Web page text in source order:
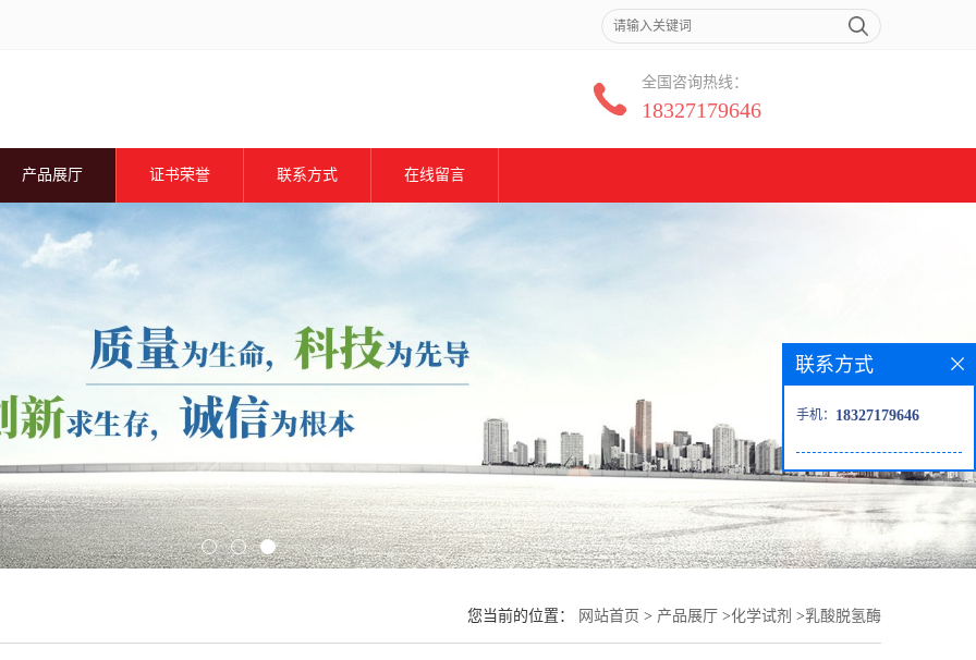
全国咨询热线：
18327179646
产品展厅 证书荣誉 联系方式 在线留言
您当前的位置： 网站首页 > 产品展厅 >化学试剂 >乳酸脱氢酶
联系方式
手机： 18327179646